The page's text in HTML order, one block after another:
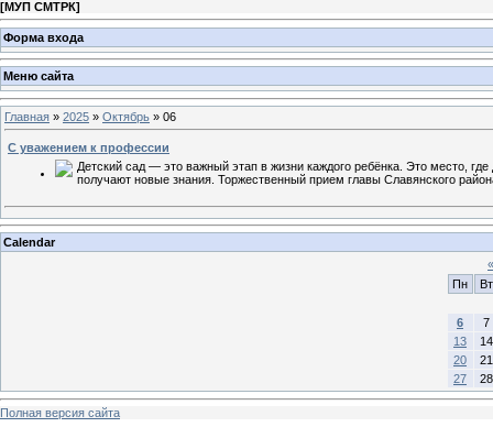
[МУП СМТРК]
Форма входа
Меню сайта
Главная » 2025 » Октябрь » 06
С уважением к профессии
Детский сад — это важный этап в жизни каждого ребёнка. Это место,
получают новые знания. Торжественный прием главы Славянского
Calendar
«
Пн
Вт
6
7
13
14
20
21
27
28
Полная версия сайта